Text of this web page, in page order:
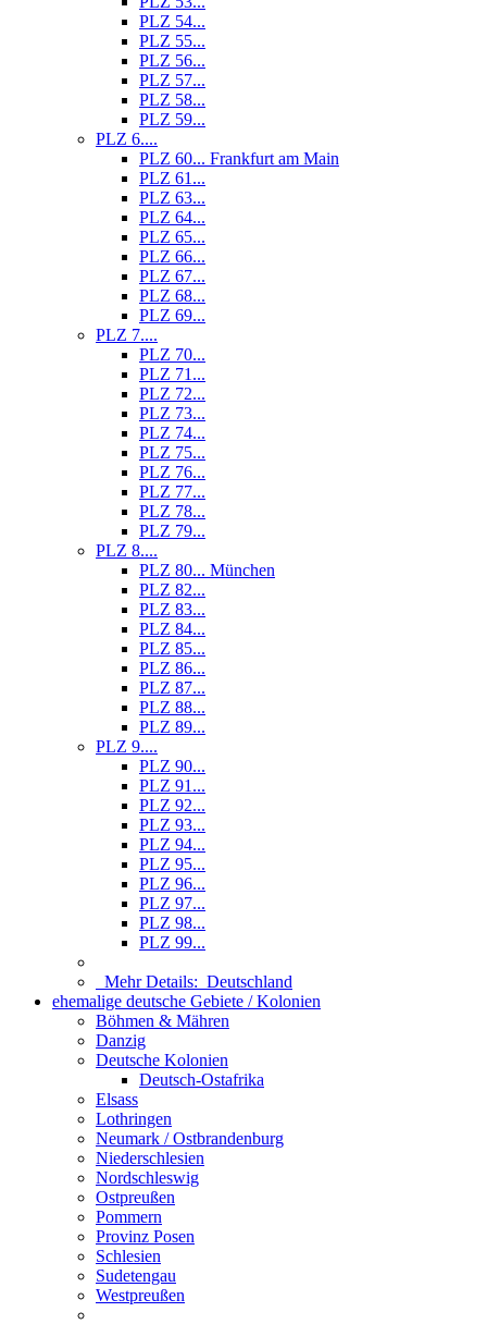
PLZ 54...
PLZ 55...
PLZ 56...
PLZ 57...
PLZ 58...
PLZ 59...
PLZ 6....
PLZ 60... Frankfurt am Main
PLZ 61...
PLZ 63...
PLZ 64...
PLZ 65...
PLZ 66...
PLZ 67...
PLZ 68...
PLZ 69...
PLZ 7....
PLZ 70...
PLZ 71...
PLZ 72...
PLZ 73...
PLZ 74...
PLZ 75...
PLZ 76...
PLZ 77...
PLZ 78...
PLZ 79...
PLZ 8....
PLZ 80... München
PLZ 82...
PLZ 83...
PLZ 84...
PLZ 85...
PLZ 86...
PLZ 87...
PLZ 88...
PLZ 89...
PLZ 9....
PLZ 90...
PLZ 91...
PLZ 92...
PLZ 93...
PLZ 94...
PLZ 95...
PLZ 96...
PLZ 97...
PLZ 98...
PLZ 99...
Mehr Details: Deutschland
ehemalige deutsche Gebiete / Kolonien
Böhmen & Mähren
Danzig
Deutsche Kolonien
Deutsch-Ostafrika
Elsass
Lothringen
Neumark / Ostbrandenburg
Niederschlesien
Nordschleswig
Ostpreußen
Pommern
Provinz Posen
Schlesien
Sudetengau
Westpreußen